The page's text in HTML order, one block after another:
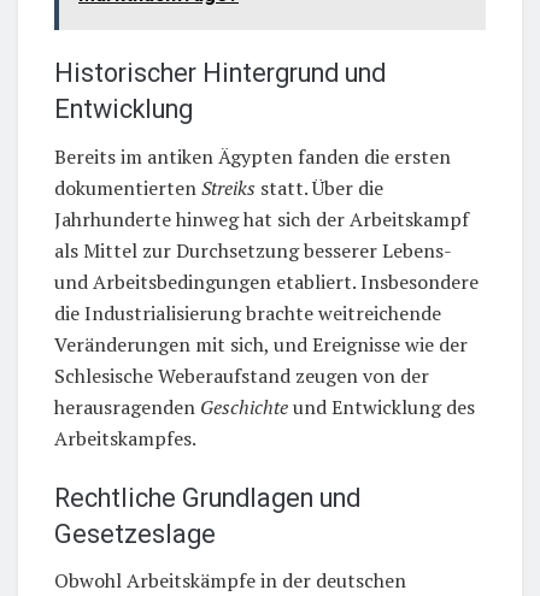
Historischer Hintergrund und
Entwicklung
Bereits im antiken Ägypten fanden die ersten
dokumentiertenStreiks statt. Über die
Jahrhunderte hinweg hat sich der Arbeitskampf
als Mittel zur Durchsetzung besserer Lebens-
und Arbeitsbedingungen etabliert. Insbesondere
die Industrialisierung brachte weitreichende
Veränderungen mit sich, und Ereignisse wie der
Schlesische Weberaufstand zeugen von der
herausragenden Geschichteund Entwicklung des
Arbeitskampfes.
Rechtliche Grundlagen und
Gesetzeslage
Obwohl Arbeitskämpfe in der deutschen